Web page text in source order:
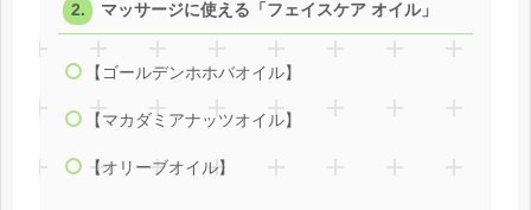
マッサージに使える「フェイスケア オイル」
【ゴールデンホホバオイル】
【マカダミアナッツオイル】
【オリーブオイル】